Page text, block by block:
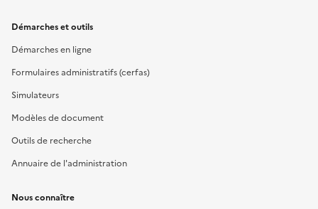
Démarches et outils
Démarches en ligne
Formulaires administratifs (cerfas)
Simulateurs
Modèles de document
Outils de recherche
Annuaire de l'administration
Nous connaître